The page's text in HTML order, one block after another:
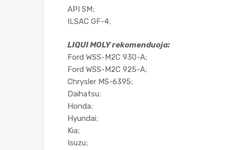
API SM;
ILSAC GF-4;
LIQUI MOLY rekomenduoja:
Ford WSS-M2C 930-A;
Ford WSS-M2C 925-A;
Chrysler MS-6395;
Daihatsu;
Honda;
Hyundai;
Kia;
Isuzu;